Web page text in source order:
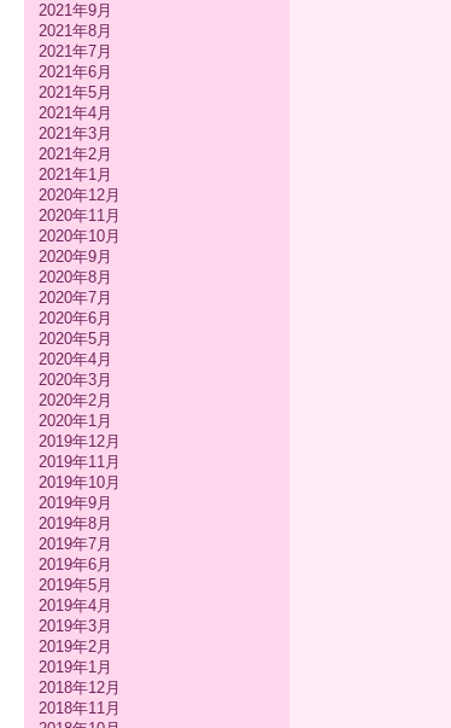
2021年9月
2021年8月
2021年7月
2021年6月
2021年5月
2021年4月
2021年3月
2021年2月
2021年1月
2020年12月
2020年11月
2020年10月
2020年9月
2020年8月
2020年7月
2020年6月
2020年5月
2020年4月
2020年3月
2020年2月
2020年1月
2019年12月
2019年11月
2019年10月
2019年9月
2019年8月
2019年7月
2019年6月
2019年5月
2019年4月
2019年3月
2019年2月
2019年1月
2018年12月
2018年11月